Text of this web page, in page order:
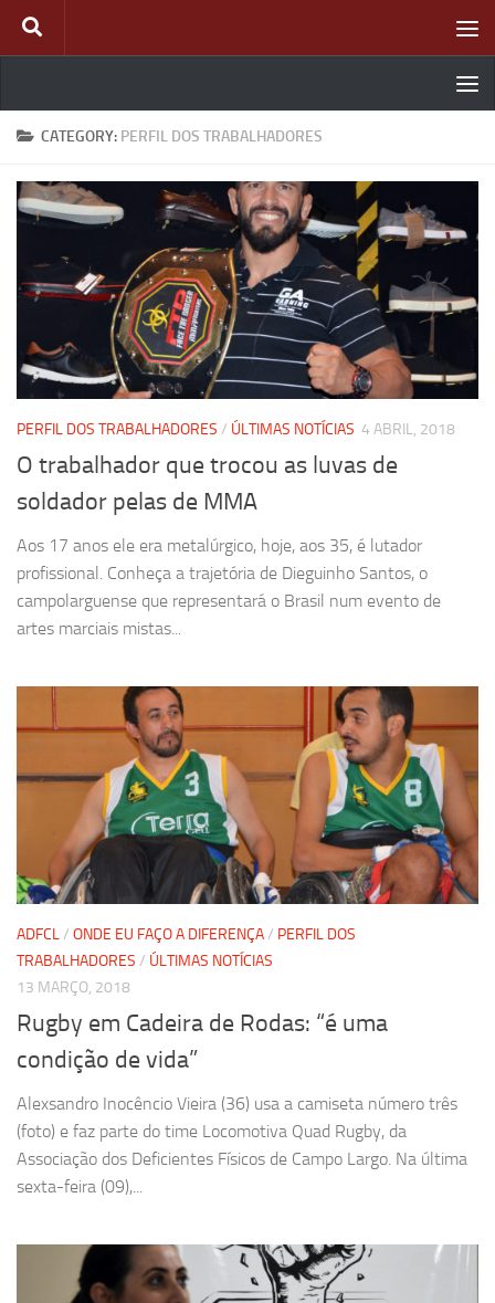
Skip to content
CATEGORY: PERFIL DOS TRABALHADORES
PERFIL DOS TRABALHADORES / ÚLTIMAS NOTÍCIAS 4 ABRIL, 2018
O trabalhador que trocou as luvas de
soldador pelas de MMA
Aos 17 anos ele era metalúrgico, hoje, aos 35, é lutador
profissional. Conheça a trajetória de Dieguinho Santos, o
campolarguense que representará o Brasil num evento de
artes marciais mistas...
ADFCL/ ONDE EU FAÇO A DIFERENÇA/ PERFIL DOS
TRABALHADORES / ÚLTIMAS NOTÍCIAS
13 MARÇO, 2018
Rugby em Cadeira de Rodas: “é uma
condição de vida”
Alexsandro Inocêncio Vieira (36) usa a camiseta número três
(foto) e faz parte do time Locomotiva Quad Rugby, da
Associação dos Deficientes Físicos de Campo Largo. Na última
sexta-feira (09),...